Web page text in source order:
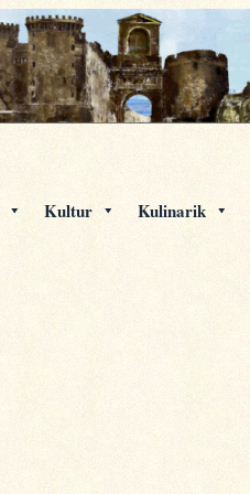
Kultur Kulinarik